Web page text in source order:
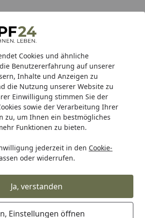
Cookies und ähnliche
Benutzererfahrung auf unserer
Inhalte und Anzeigen zu
die Nutzung unserer Website zu
Einwilligung stimmen Sie der
sowie der Verarbeitung Ihrer
zu, um Ihnen ein bestmögliches
Funktionen zu bieten.
jederzeit in den Cookie-
oder widerrufen.
Ja, verstanden
Einstellungen öffnen
Store
Hotline
gratis Sandfilteranlage & Pool-
(Gesamtwert bis 468,99€)
Gartenbau Terrassenbeläge
Terrassenplatten
x 3,5 cm